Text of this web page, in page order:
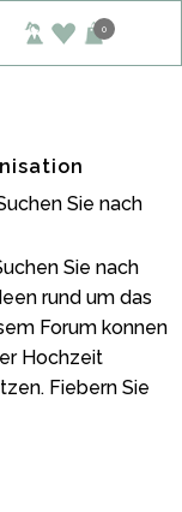
0
Sie nach
Sie nach
rund um das
Forum konnen
Hochzeit
Fiebern Sie